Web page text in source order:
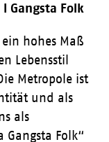
I Gangsta Folk
hohes Maß
Lebensstil
Metropole ist
und als
als
Gangsta Folk“